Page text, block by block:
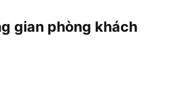
gian phòng khách